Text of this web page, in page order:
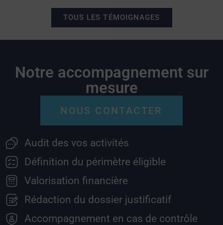
TOUS LES TÉMOIGNAGES
Notre accompagnement sur
mesure
NOUS CONTACTER
Audit des vos activités
Définition du périmètre éligible
Valorisation financière
Rédaction du dossier justificatif
Accompagnement en cas de contrôle